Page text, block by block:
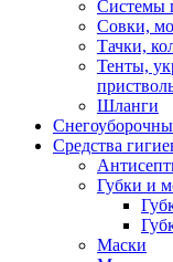
Системы
Совки,
Тачки,
Тенты,
Шланги
Средства
Губки и
Маски